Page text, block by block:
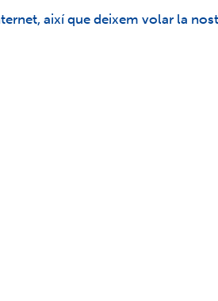
així que deixem volar la